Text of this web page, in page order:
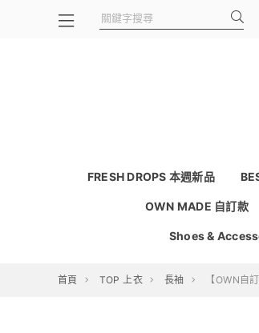
FRESH DROPS 本週新品
OWN MADE 自訂款
Shoes &
首頁 TOP 上衣 長袖 【OWN自